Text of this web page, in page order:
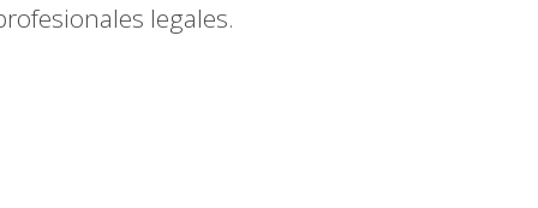
legales.